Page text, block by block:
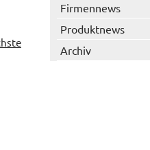
Firmennews
Produktnews
Archiv